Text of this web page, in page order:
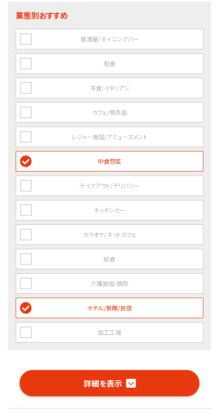
業態別おすすめ
居酒屋/ダイニングバー
和食
洋食/イタリアン
カフェ/喫茶店
レジャー施設/アミューズメント
中食惣菜
テイクアウト/デリバリー
キッチンカー
カラオケ/ネットカフェ
給食
介護施設/病院
ホテル/旅館/民宿
加工工場
詳細を表示